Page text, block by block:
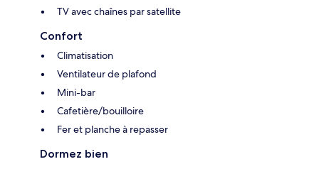
TV avec chaînes par satellite
Confort
Climatisation
Ventilateur de plafond
Mini-bar
Cafetière/bouilloire
Fer et planche à repasser
Dormez bien